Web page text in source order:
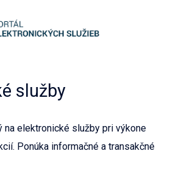
služby
na elektronické služby pri výkone
Ponúka informačné a transakčné